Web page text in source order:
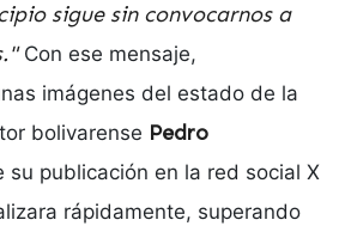
sigue sin convocarnos a
Con ese mensaje,
imágenes del estado de la
bolivarense Pedro
su publicación en la red social X
rápidamente, superando